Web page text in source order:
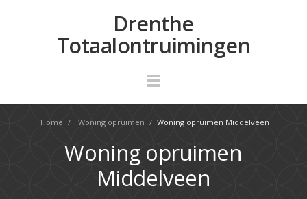
Drenthe
Totaalontruimingen
Home / Woning opruimen / Woning opruimen Middelveen
Woning opruimen
Middelveen